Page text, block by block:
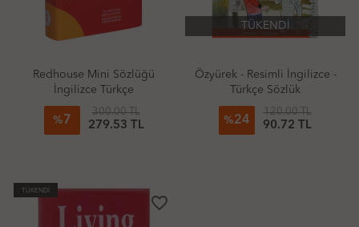
Redhouse Mini Sözlüğü
İngilizce Türkçe
% 7
300.00 TL
279.53 TL
TÜKENDİ
Özyürek - Resimli İngilizce -
Türkçe Sözlük
%24
120.00 TL
90.72 TL
TÜKENDİ
favorite_border